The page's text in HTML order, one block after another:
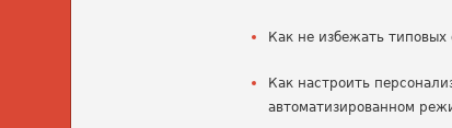
Как не избежать
Как настроить
автоматизированном